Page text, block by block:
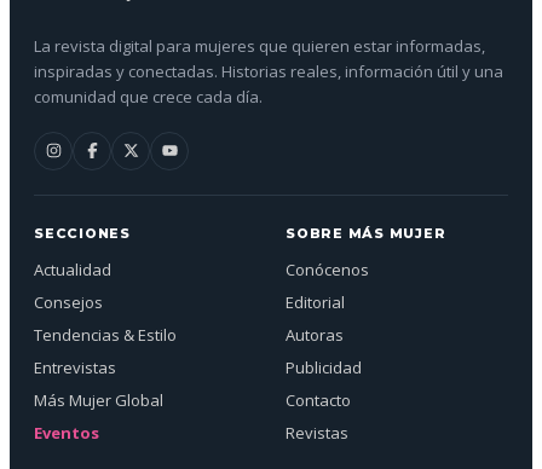
La revista digital para mujeres que quieren estar informadas,
inspiradas y conectadas. Historias reales, información útil y una
comunidad que crece cada día.
SECCIONES
Actualidad
Consejos
Tendencias & Estilo
Entrevistas
Más Mujer Global
Eventos
SOBRE MÁS MUJER
Conócenos
Editorial
Autoras
Publicidad
Contacto
Revistas